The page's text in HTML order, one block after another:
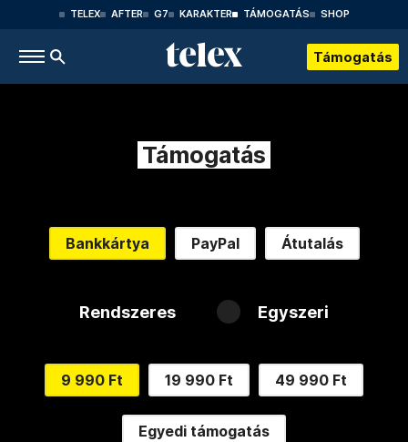
TELEX AFTER G7 KARAKTER TÁMOGATÁS SHOP
Támogatás
Támogatás
Bankkártya PayPal Átutalás
Rendszeres Egyszeri
9 990 Ft 19 990 Ft 49 990 Ft
Egyedi támogatás